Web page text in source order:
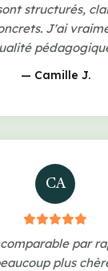
structurés,
J'ai
— Camille J.
CA
par
plus